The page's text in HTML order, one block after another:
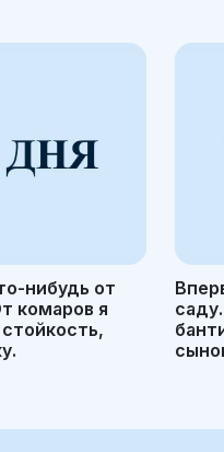
нибудь от
комаров я